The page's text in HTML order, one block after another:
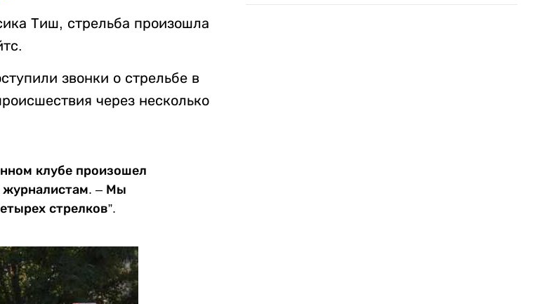
Тиш, стрельба произошла
звонки о стрельбе в
через несколько
клубе произошел
журналистам. – Мы
стрелков”.